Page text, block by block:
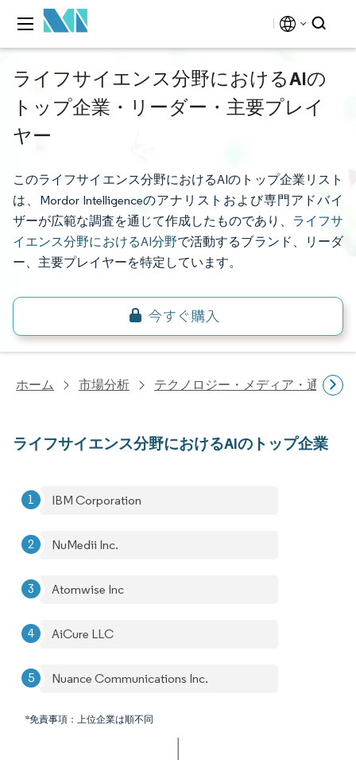
ライフサイエンス分野におけるAIの
トップ企業・リーダー・主要プレイ
ヤー
このライフサイエンス分野におけるAIのトップ企業リスト
は、Mordor Intelligenceのアナリストおよび専門アドバイ
ザーが広範な調査を通じて作成したものであり、 ライフサ
イエンス分野におけるAI分野で活動するブランド、リーダ
ー、主要プレイヤーを特定しています。
ホーム 市場分析 テクノロジー・メディア・通信研
ライフサイエンス分野におけるAIのトップ企業
IBM Corporation
NuMedii Inc.
Atomwise Inc
AiCure LLC
Nuance Communications Inc.
*免責事項：上位企業は順不同